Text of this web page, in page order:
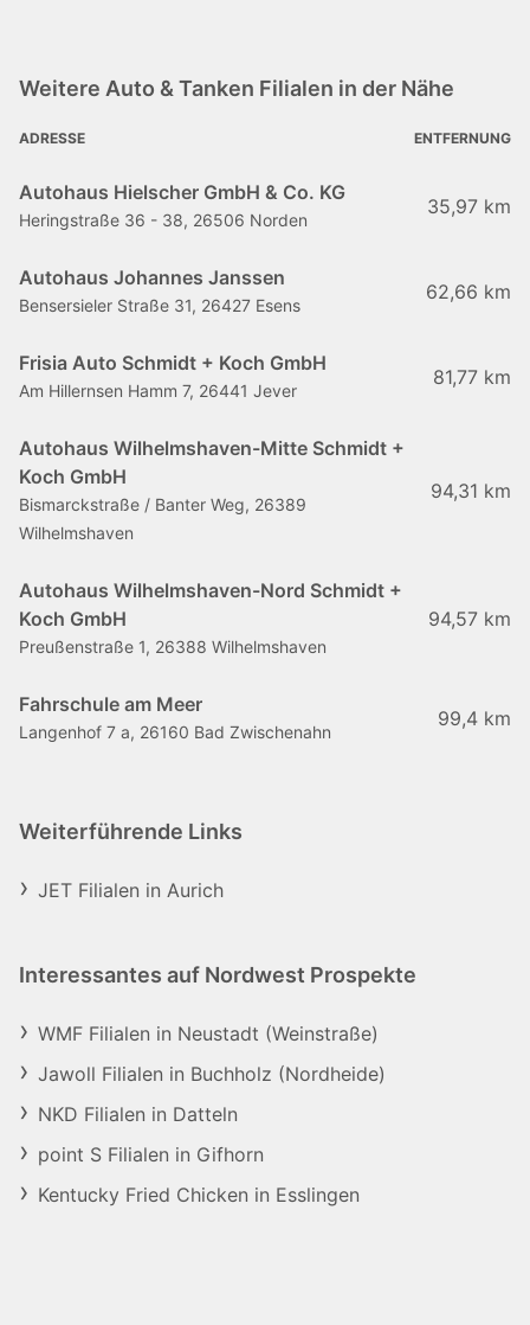
Weitere Auto & Tanken Filialen in der Nähe
ADRESSE ENTFERNUNG
Autohaus Hielscher GmbH & Co. KG
Heringstraße 36 - 38, 26506 Norden
35,97 km
Autohaus Johannes Janssen
Bensersieler Straße 31, 26427 Esens
62,66 km
Frisia Auto Schmidt + Koch GmbH
Am Hillernsen Hamm 7, 26441 Jever
81,77 km
Autohaus Wilhelmshaven-Mitte Schmidt +
Koch GmbH
Bismarckstraße / Banter Weg, 26389
Wilhelmshaven
94,31 km
Autohaus Wilhelmshaven-Nord Schmidt +
Koch GmbH
Preußenstraße 1, 26388 Wilhelmshaven
94,57 km
Fahrschule am Meer
Langenhof 7 a, 26160 Bad Zwischenahn
99,4 km
Weiterführende Links
JET Filialen in Aurich
Interessantes auf Nordwest Prospekte
WMF Filialen in Neustadt (Weinstraße)
Jawoll Filialen in Buchholz (Nordheide)
NKD Filialen in Datteln
point S Filialen in Gifhorn
Kentucky Fried Chicken in Esslingen